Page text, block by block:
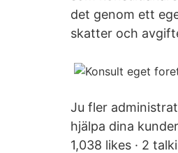
det genom ett
skatter och
Ju fler
hjälpa dina
1,038 likes · 2